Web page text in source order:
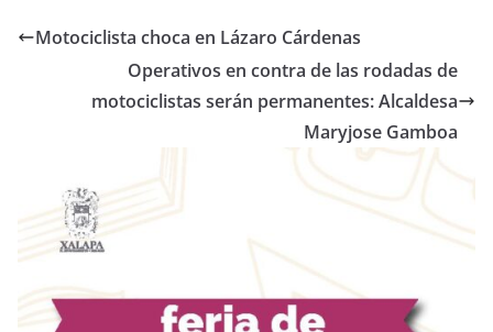
Motociclista choca en Lázaro Cárdenas
Operativos en contra de las rodadas de
motociclistas serán permanentes: Alcaldesa
Maryjose Gamboa